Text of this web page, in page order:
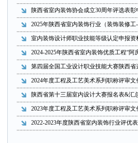
陕西省室内装饰协会成立30周年评选表彰
2025年陕西省室内装饰行业（装饰装修
室内装饰设计师职业技能等级认定申报资
2024-2025年陕西省室内装饰优质工程“阿
第四届全国工业设计职业技能大赛陕西省
2024年度工程及工艺美术系列职称评审文
陕西省第十三届室内设计大赛报名表&汇
2023年度工程及工艺美术系列职称评审文
2022-2023年度陕西省室内装饰行业评优